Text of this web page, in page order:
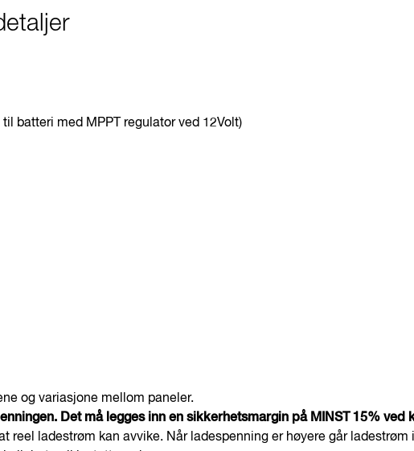
batteri med MPPT regulator ved 12Volt)
og variasjone mellom paneler.
Det må legges inn en sikkerhetsmargin på MINST 15%
reel ladestrøm kan avvike. Når ladespenning er høyere går